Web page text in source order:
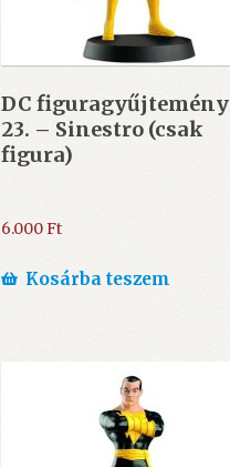
DC figuragyűjtemény
23. – Sinestro (csak
figura)
6.000Ft
Kosárba teszem